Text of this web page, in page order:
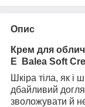
Опис
Крем для
Е
Balea Soft
Шкіра тіла, як і
дбайливий
зволожувати й